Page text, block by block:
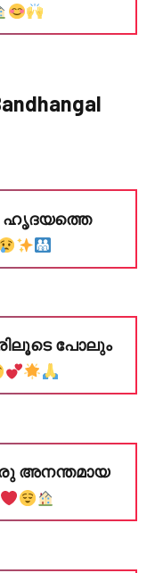
ഹൃദയത്തെ
പോലും
അനന്തമായ